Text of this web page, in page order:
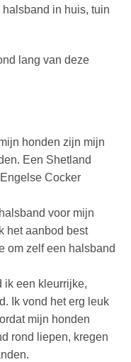
in huis, tuin
lang van deze
honden zijn mijn
Een Shetland
Cocker
voor mijn
het aanbod best
om zelf een halsband
ik een kleurrijke,
Ik vond het erg leuk
mijn honden
rond liepen, kregen